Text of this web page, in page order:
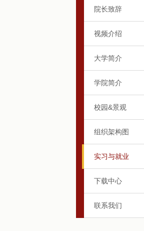
院长致辞
视频介绍
大学简介
学院简介
校园&景观
组织架构图
实习与就业
下载中心
联系我们